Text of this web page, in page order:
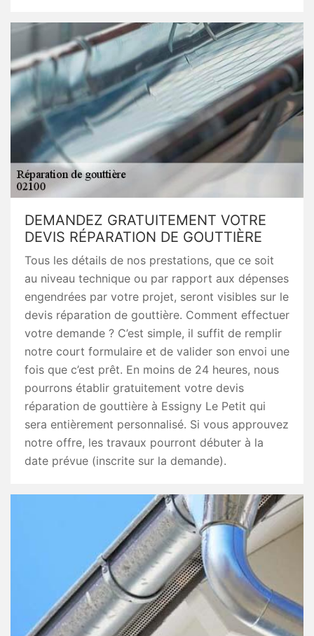
DEMANDEZ GRATUITEMENT VOTRE
DEVIS RÉPARATION DE GOUTTIÈRE
Tous les détails de nos prestations, que ce soit
au niveau technique ou par rapport aux dépenses
engendrées par votre projet, seront visibles sur le
devis réparation de gouttière. Comment effectuer
votre demande ? C’est simple, il suffit de remplir
notre court formulaire et de valider son envoi une
fois que c’est prêt. En moins de 24 heures, nous
pourrons établir gratuitement votre devis
réparation de gouttière à Essigny Le Petit qui
sera entièrement personnalisé. Si vous approuvez
notre offre, les travaux pourront débuter à la
date prévue (inscrite sur la demande).